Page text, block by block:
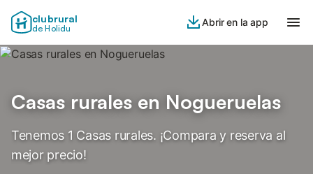
clubrural
de Holidu
Abrir en la app
Casas rurales en Nogueruelas
Tenemos 1 Casas rurales. ¡Compara y reserva al
mejor precio!